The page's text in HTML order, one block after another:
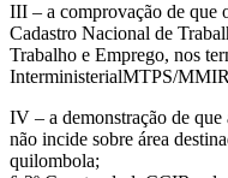
III – a comprovação de que
Cadastro Nacional de
Trabalho e Emprego, nos
InterministerialMTPS/
IV – a demonstração de
não incide sobre área
quilombola;